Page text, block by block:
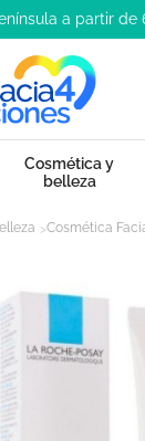
a partir de
Cosmética y
belleza
Cosmética